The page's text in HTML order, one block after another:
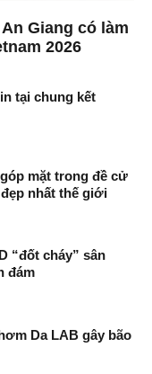
Giang có làm
2026
tại chung kết
mặt trong đề cử
nhất thế giới
“đốt cháy” sân
đám
Da LAB gây bão